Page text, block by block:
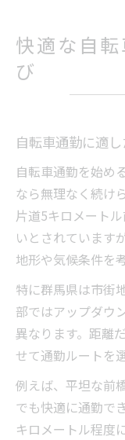
群馬県の地形
坂道や風
選び
通勤途
勤
群馬県
注意点
通勤距離適
自転車
係
経済面
通勤手当
工夫
自転車
か
快適な自
び
自転車通勤に適
自転車通勤を始め
なら無理なく続け
片道5キロメート
いとされています
地形や気候条件を
特に群馬県は市街
部ではアップダウ
異なります。距離
せて通勤ルートを
例えば、平坦な前
でも快適に通勤で
キロメートル程度